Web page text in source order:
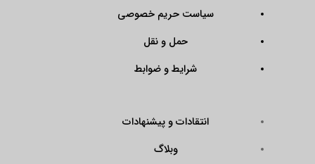
سیاست حریم خصوصی
حمل و نقل
شرایط و ضوابط
انتقادات و پیشنهادات
وبلاگ